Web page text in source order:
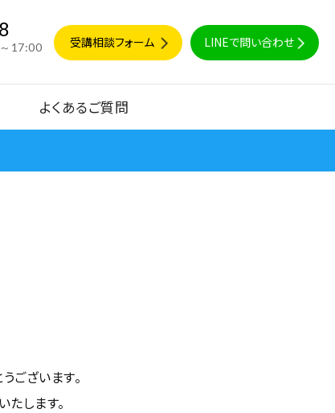
17:00 受講相談フォーム LINEで問い合わせ
よくあるご質問
ございます。
します。